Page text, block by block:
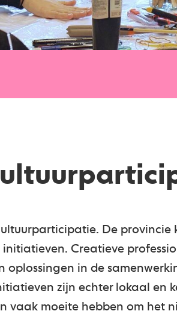
De provincie
Creatieve
oplossingen in de
zijn echter lokaal en
vaak moeite hebben om het